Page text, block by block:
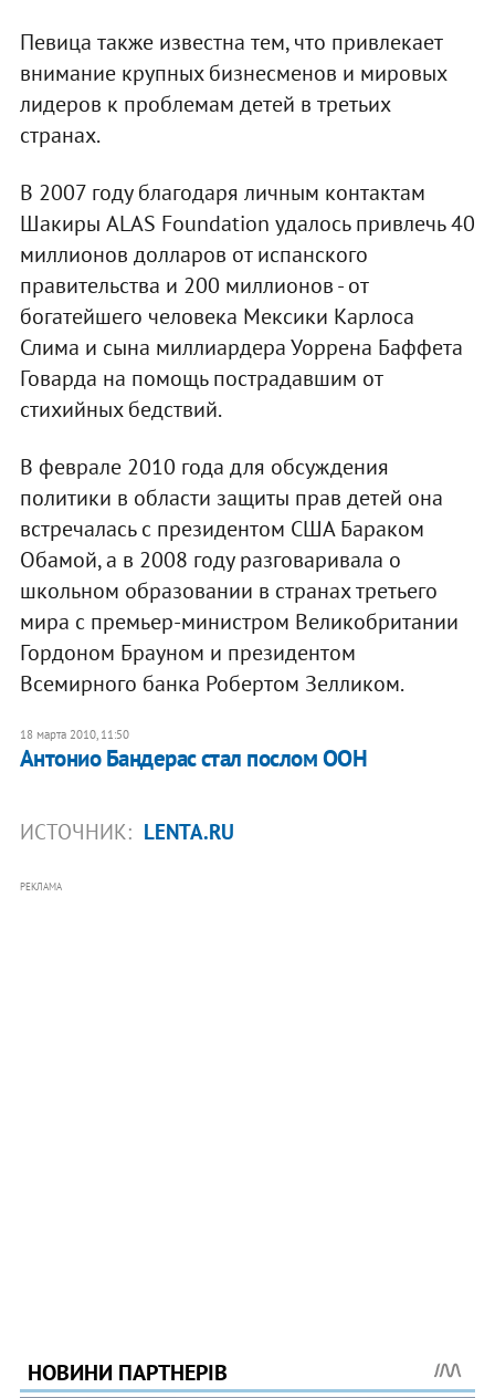
Певица также известна тем, что привлекает
внимание крупных бизнесменов и мировых
лидеров к проблемам детей в третьих
странах.
В 2007 году благодаря личным контактам
Шакиры ALAS Foundation удалось привлечь 40
миллионов долларов от испанского
правительства и 200 миллионов - от
богатейшего человека Мексики Карлоса
Слима и сына миллиардера Уоррена Баффета
Говарда на помощь пострадавшим от
стихийных бедствий.
В феврале 2010 года для обсуждения
политики в области защиты прав детей она
встречалась с президентом США Бараком
Обамой, а в 2008 году разговаривала о
школьном образовании в странах третьего
мира с премьер-министром Великобритании
Гордоном Брауном и президентом
Всемирного банка Робертом Зелликом.
18 марта 2010, 11:50
Антонио Бандерас стал послом ООН
ИСТОЧНИК: LENTA.RU
РЕКЛАМА